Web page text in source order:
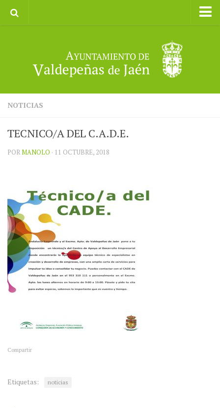
II CXM ROMPEALBARCAS 2023
NOTICIAS
TECNICO/A DEL C.A.D.E.
PORMANOLO · 11 OCTUBRE, 2018
Compartir
Etiquetas: noticias